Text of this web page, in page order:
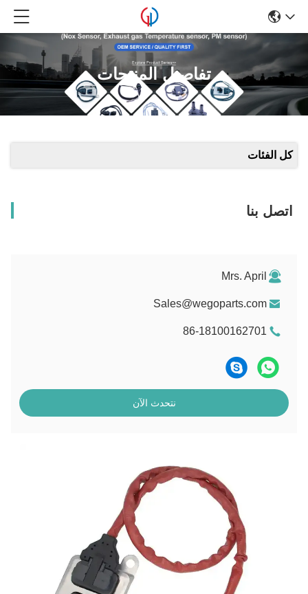
تفاصيل المنتجات
كل الفئات
اتصل بنا
Mrs. April
Sales@wegoparts.com
86-18100162701
نتحدث الآن